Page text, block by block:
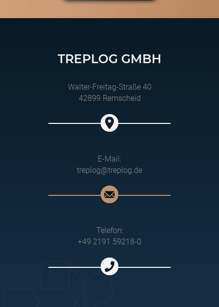
TREPLOG GMBH
Walter-Freitag-Straße 40
42899 Remscheid
E-Mail:
treplog@treplog.de
Telefon:
+49 2191 59218-0